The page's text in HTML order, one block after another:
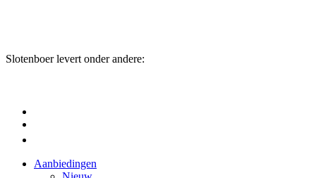
Slotenboer levert onder andere:
Aanbiedingen